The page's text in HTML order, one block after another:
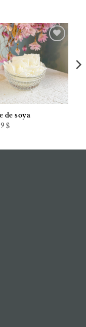
à la liste de souhaits
de soya
$